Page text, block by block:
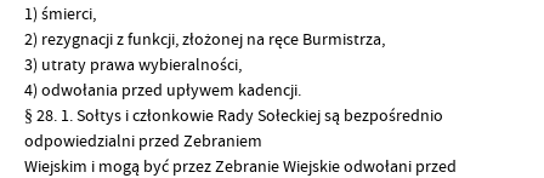
1) śmierci,
2) rezygnacji z funkcji, złożonej na ręce Burmistrza,
3) utraty prawa wybieralności,
4) odwołania przed upływem kadencji.
§ 28. 1. Sołtys i członkowie Rady Sołeckiej są bezpośrednio
odpowiedzialni przed Zebraniem
Wiejskim i mogą być przez Zebranie Wiejskie odwołani przed